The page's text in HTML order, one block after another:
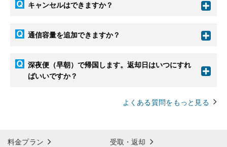
キャンセルはできますか？
通信容量を追加できますか？
深夜便（早朝）で帰国します。返却日はいつにすれ
ばいいですか？
よくある質問をもっと見る
料金プラン
受取・返却